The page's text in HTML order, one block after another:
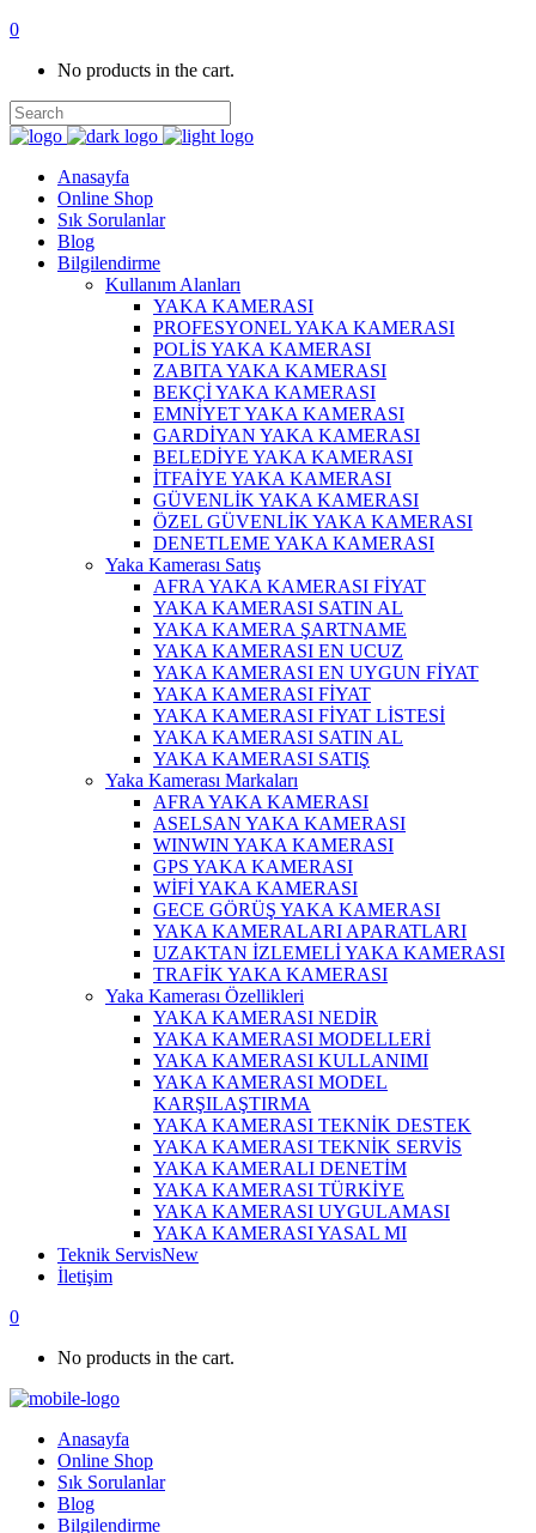
0
No products in the cart.
Anasayfa
Online Shop
Sık Sorulanlar
Blog
Bilgilendirme
Kullanım Alanları
YAKA KAMERASI
PROFESYONEL YAKA KAMERASI
POLİS YAKA KAMERASI
ZABITA YAKA KAMERASI
BEKÇİ YAKA KAMERASI
EMNİYET YAKA KAMERASI
GARDİYAN YAKA KAMERASI
BELEDİYE YAKA KAMERASI
İTFAİYE YAKA KAMERASI
GÜVENLİK YAKA KAMERASI
ÖZEL GÜVENLİK YAKA KAMERASI
DENETLEME YAKA KAMERASI
Yaka Kamerası Satış
AFRA YAKA KAMERASI FİYAT
YAKA KAMERASI SATIN AL
YAKA KAMERA ŞARTNAME
YAKA KAMERASI EN UCUZ
YAKA KAMERASI EN UYGUN FİYAT
YAKA KAMERASI FİYAT
YAKA KAMERASI FİYAT LİSTESİ
YAKA KAMERASI SATIN AL
YAKA KAMERASI SATIŞ
Yaka Kamerası Markaları
AFRA YAKA KAMERASI
ASELSAN YAKA KAMERASI
WINWIN YAKA KAMERASI
GPS YAKA KAMERASI
WİFİ YAKA KAMERASI
GECE GÖRÜŞ YAKA KAMERASI
YAKA KAMERALARI APARATLARI
UZAKTAN İZLEMELİ YAKA KAMERASI
TRAFİK YAKA KAMERASI
Yaka Kamerası Özellikleri
YAKA KAMERASI NEDİR
YAKA KAMERASI MODELLERİ
YAKA KAMERASI KULLANIMI
YAKA KAMERASI MODEL
KARŞILAŞTIRMA
YAKA KAMERASI TEKNİK DESTEK
YAKA KAMERASI TEKNİK SERVİS
YAKA KAMERALI DENETİM
YAKA KAMERASI TÜRKİYE
YAKA KAMERASI UYGULAMASI
YAKA KAMERASI YASAL MI
Teknik ServisNew
İletişim
0
No products in the cart.
Anasayfa
Online Shop
Sık Sorulanlar
Blog
Bilgilendirme